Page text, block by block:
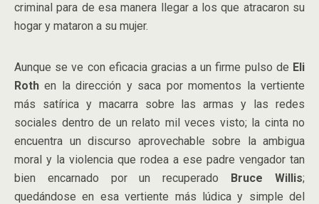
criminal para de esa manera llegar a los que atracaron su
hogar y mataron a su mujer.
Aunque se ve con eficacia gracias a un firme pulso de Eli
Roth en la dirección y saca por momentos la vertiente
más satírica y macarra sobre las armas y las redes
sociales dentro de un relato mil veces visto; la cinta no
encuentra un discurso aprovechable sobre la ambigua
moral y la violencia que rodea a ese padre vengador tan
bien encarnado por un recuperado Bruce Willis;
quedándose en esa vertiente más lúdica y simple del